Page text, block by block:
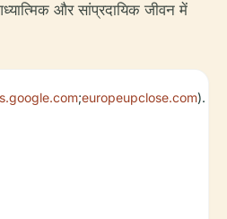
और सांप्रदायिक जीवन में
;europeupclose.com).